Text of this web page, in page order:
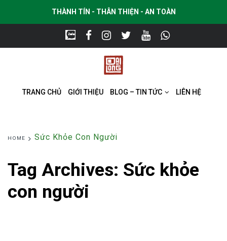
THÀNH TÍN - THÂN THIỆN - AN TOÀN
TRANG CHỦ GIỚI THIỆU BLOG – TIN TỨC LIÊN HỆ
HOME Sức Khỏe Con Người
Tag Archives: Sức khỏe
con người